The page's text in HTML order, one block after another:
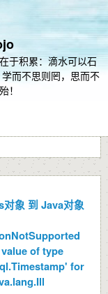
于积累：滴水可以石
而不思则罔，思而不
！
象 到 Java对象
of type
for